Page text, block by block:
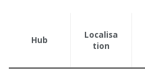
Hub
Localisa
tion